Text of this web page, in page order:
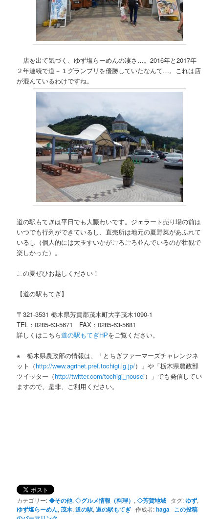
店を出て気づく、ゆず塩らーめんの凄さ…。2016年と2017年
２年連続で道－１グランプリを優勝していたなんて…。これは店
が混んているわけですね。
道の駅もてぎは平日でも大賑わいです。ジェラート売り場の前は
いつでも行列ができているし、直売所は地元の夏野菜があふれて
いるし（個人的には大玉すいかがごろごろ並んでいるのが壮観で
楽しかった）。
この夏ぜひお越しください！
【道の駅もてぎ】
〒321-3531 栃木県芳賀郡茂木町大字茂木1090-1
TEL：0285-63-5671 FAX：0285-63-5681
詳しくはこちら道の駅もてぎHPをご覧ください。
※ 栃木県農政部の情報は、「とちぎファーマーズチャレンジネ
ット（http://www.agrinet.pref.tochigi.lg.jp/）」や「栃木県農政部
ツイッター（http://twitter.com/tochigi_nousei）」でも発信してい
ますので、是非、ご利用ください。
カテゴリー:◆その他,◇グルメ情報（料理） ,◇芳賀地域 タグ:ゆず,
ゆず塩らーめん, 茂木,道の駅,道の駅もてぎ 作成者:haga この投稿